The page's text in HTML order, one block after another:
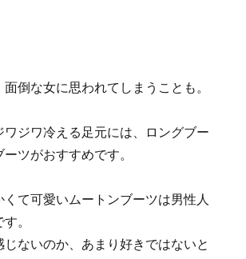
倒な女に思われてしまうことも。
ワジワ冷える足元には、ロングブー
ツがおすすめです。
くて可愛いムートンブーツは男性人
。
じないのか、あまり好きではないと